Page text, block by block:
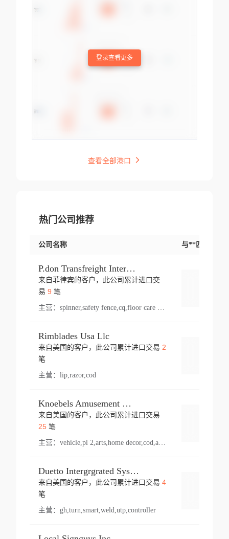
登录查看更多
查看全部港口
热门公司推荐
公司名称 与**匹配交易
P.don Transfreight International
来自菲律宾的客户，此公司累计进口交
易 9 笔
主营：
Rimblades Usa Llc
来自美国的客户，此公司累计进口交易 2
笔
主营： lip,razor,cod
Knoebels Amusement Resort
来自美国的客户，此公司累计进口交易
25笔
主营： vehicle,pl 2,arts,home decor,cod,amusement ride,sea
Duetto Intergrgrated Systems Inc.
来自美国的客户，此公司累计进口交易 4
笔
主营： gh,turn,smart,weld,utp,controller